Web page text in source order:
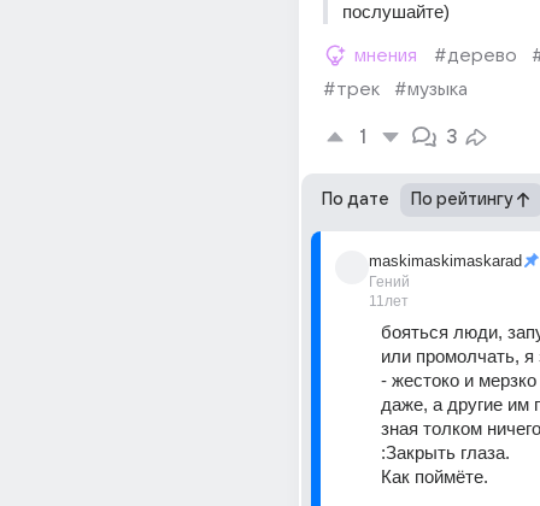
послушайте)
мнения #дерево
#трек
#музыка
1 3
По дате По рейтингу
maskimaskimaskarad
Гений
11лет
бояться люди,
или промолчать,
- жестоко и
даже, а другие им
зная толком
:Закрыть глаза.
Как поймёте.